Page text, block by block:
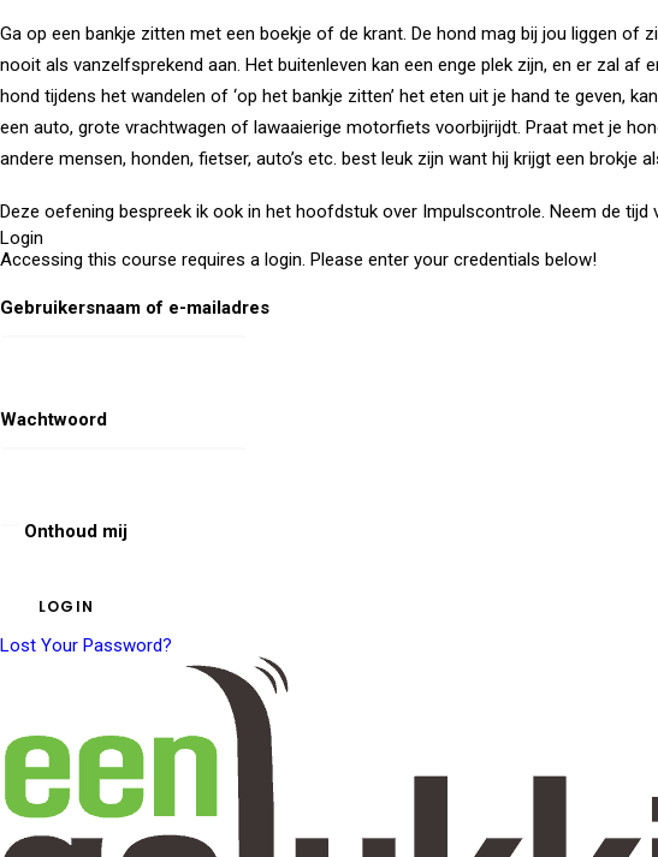
Ga op een bankje zitten met een boekje of de krant. De hond mag bij jou liggen
nooit als vanzelfsprekend aan. Het buitenleven kan een enge plek zijn, en er zal
hond tijdens het wandelen of ‘op het bankje zitten’ het eten uit je hand te geven,
een auto, grote vrachtwagen of lawaaierige motorfiets voorbijrijdt. Praat met je
andere mensen, honden, fietser, auto’s etc. best leuk zijn want hij krijgt een brokje
Deze oefening bespreek ik ook in het hoofdstuk over Impulscontrole. Neem de
Login
Accessing this course requires a login. Please enter your credentials below!
Gebruikersnaam of e-mailadres
Wachtwoord
Onthoud mij
Lost Your Password?